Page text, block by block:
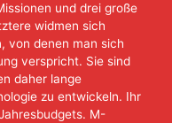
und drei große
widmen sich
von denen man sich
verspricht. Sie sind
daher lange
zu entwickeln. Ihr
M-